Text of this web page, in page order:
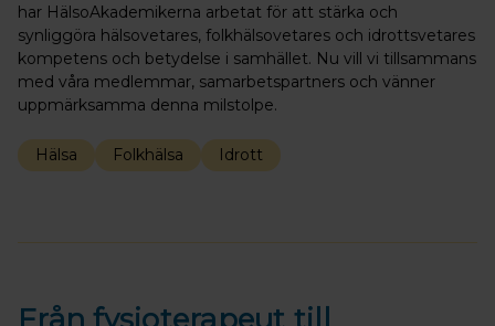
har HälsoAkademikerna arbetat för att stärka och
synliggöra hälsovetares, folkhälsovetares och idrottsvetares
kompetens och betydelse i samhället. Nu vill vi tillsammans
med våra medlemmar, samarbetspartners och vänner
uppmärksamma denna milstolpe.
Hälsa Folkhälsa Idrott
Från fysioterapeut till